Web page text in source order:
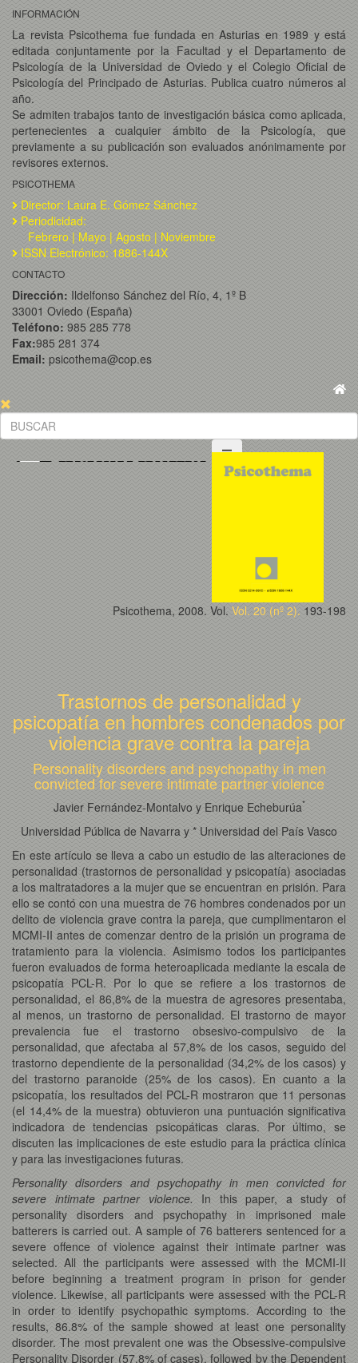
INFORMACIÓN
La revista Psicothema fue fundada en Asturias en 1989 y está
editada conjuntamente por la Facultad y el Departamento de
Psicología de la Universidad de Oviedo y el Colegio Oficial de
Psicología del Principado de Asturias. Publica cuatro números al
año.
Se admiten trabajos tanto de investigación básica como aplicada,
pertenecientes a cualquier ámbito de la Psicología, que
previamente a su publicación son evaluados anónimamente por
revisores externos.
PSICOTHEMA
Director: Laura E. Gómez Sánchez
Periodicidad:
Febrero | Mayo | Agosto | Noviembre
ISSN Electrónico: 1886-144X
CONTACTO
Dirección: Ildelfonso Sánchez del Río, 4, 1º B
33001 Oviedo (España)
Teléfono: 985 285 778
Fax:985 281 374
Email: psicothema@cop.es
Psicothema, 2008. Vol. Vol. 20 (nº 2). 193-198
Trastornos de personalidad y
psicopatía en hombres condenados por
violencia grave contra la pareja
Personality disorders and psychopathy in men
convicted for severe intimate partner violence
Javier Fernández-Montalvo y Enrique Echeburúa*
Universidad Pública de Navarra y * Universidad del País Vasco
En este artículo se lleva a cabo un estudio de las alteraciones de
personalidad (trastornos de personalidad y psicopatía) asociadas
a los maltratadores a la mujer que se encuentran en prisión. Para
ello se contó con una muestra de 76 hombres condenados por un
delito de violencia grave contra la pareja, que cumplimentaron el
MCMI-II antes de comenzar dentro de la prisión un programa de
tratamiento para la violencia. Asimismo todos los participantes
fueron evaluados de forma heteroaplicada mediante la escala de
psicopatía PCL-R. Por lo que se refiere a los trastornos de
personalidad, el 86,8% de la muestra de agresores presentaba,
al menos, un trastorno de personalidad. El trastorno de mayor
prevalencia fue el trastorno obsesivo-compulsivo de la
personalidad, que afectaba al 57,8% de los casos, seguido del
trastorno dependiente de la personalidad (34,2% de los casos) y
del trastorno paranoide (25% de los casos). En cuanto a la
psicopatía, los resultados del PCL-R mostraron que 11 personas
(el 14,4% de la muestra) obtuvieron una puntuación significativa
indicadora de tendencias psicopáticas claras. Por último, se
discuten las implicaciones de este estudio para la práctica clínica
y para las investigaciones futuras.
Personality disorders and psychopathy in men convicted for
severe intimate partner violence. In this paper, a study of
personality disorders and psychopathy in imprisoned male
batterers is carried out. A sample of 76 batterers sentenced for a
severe offence of violence against their intimate partner was
selected. All the participants were assessed with the MCMI-II
before beginning a treatment program in prison for gender
violence. Likewise, all participants were assessed with the PCL-R
in order to identify psychopathic symptoms. According to the
results, 86.8% of the sample showed at least one personality
disorder. The most prevalent one was the Obsessive-compulsive
Personality Disorder (57.8% of cases), followed by the Dependent